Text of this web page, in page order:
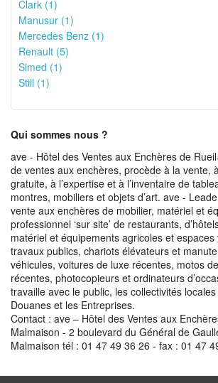
Clark (1)
Manusur (1)
Mercedes Benz (1)
Renault (5)
Simed (1)
Still (1)
Qui sommes nous ?
ave - Hôtel des Ventes aux Enchères de
de ventes aux enchères, procède à la vente,
gratuite, à l’expertise et à l’inventaire de
montres, mobiliers et objets d’art. ave -
vente aux enchères de mobilier, matériel et
professionnel ‘sur site’ de restaurants,
matériel et équipements agricoles et espaces
travaux publics, chariots élévateurs et
véhicules, voitures de luxe récentes, motos
récentes, photocopieurs et ordinateurs
travaille avec le public, les collectivités
Douanes et les Entreprises.
Contact : ave – Hôtel des Ventes aux
Malmaison - 2 boulevard du Général de
Malmaison tél : 01 47 49 36 26 - fax : 01 47